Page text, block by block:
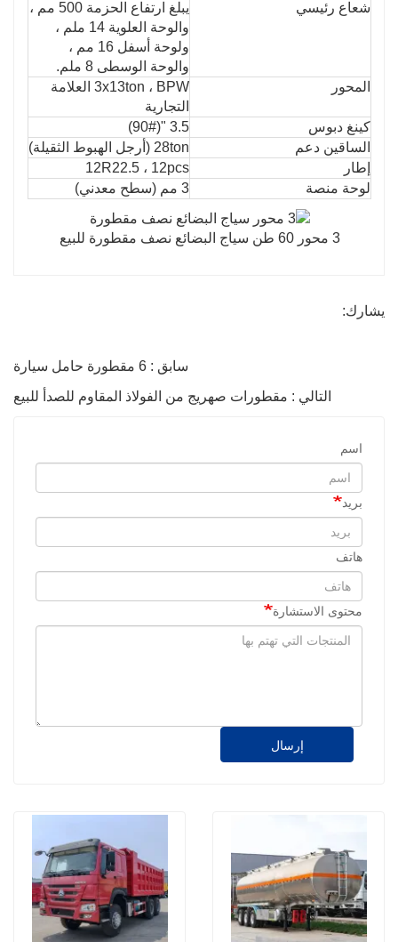
شعاع رئيسي
يبلغ ارتفاع الحزمة 500 مم ،
والوحة العلوية 14 ملم ،
ولوحة أسفل 16 مم ،
والوحة الوسطى 8 ملم.
المحور
3x13ton ، BPW العلامة
التجارية
كينغ دبوس
3.5 "(90#)
الساقين دعم
28ton (أرجل الهبوط الثقيلة)
إطار
12R22.5 ، 12pcs
لوحة منصة
3 مم (سطح معدني)
3 محور 60 طن سياج البضائع نصف مقطورة للبيع
يشارك:
سابق : 6 مقطورة حامل سيارة
التالي : مقطورات صهريج من الفولاذ المقاوم للصدأ للبيع
اسم
بريد
هاتف
محتوى الاستشارة
إرسال